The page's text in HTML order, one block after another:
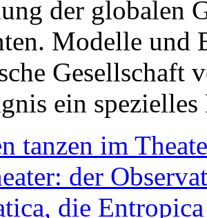
der globalen
Modelle und
Gesellschaft
ein
tanzen im
der
die Entropica